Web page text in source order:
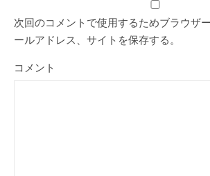
次回のコメントで使用するためブラウザ
ールアドレス、サイトを保存する。
コメント